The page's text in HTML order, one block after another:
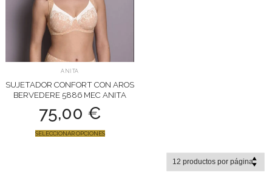
ANITA
SUJETADOR CONFORT CON AROS
BERVEDERE 5886 MEC ANITA
75,00 €
SELECCIONAR OPCIONES